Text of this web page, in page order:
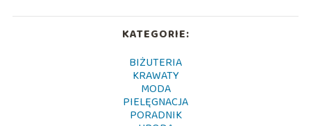
KATEGORIE:
BIŻUTERIA
KRAWATY
MODA
PIELĘGNACJA
PORADNIK